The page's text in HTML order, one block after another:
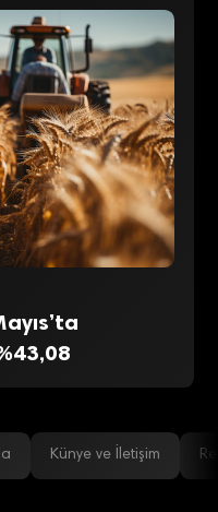
Künye ve İletişim